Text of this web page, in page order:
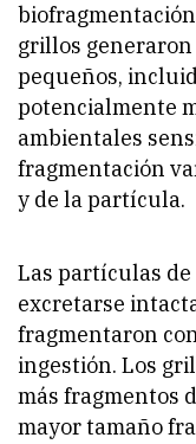
grillos
pequeños,
potencialmente
ambientales
fragmentación
y de la partícula.
Las partículas
excretarse
fragmentaron
ingestión. Los
más fragmentos
mayor tamaño